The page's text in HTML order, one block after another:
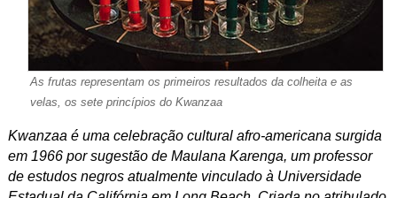
As frutas representam os primeiros resultados da colheita e as
velas, os sete princípios do Kwanzaa
Kwanzaa é uma celebração cultural afro-americana surgida
em 1966 por sugestão de Maulana Karenga, um professor
de estudos negros atualmente vinculado à Universidade